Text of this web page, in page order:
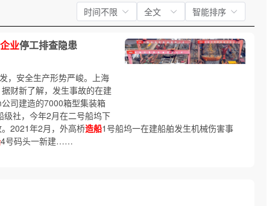
时间不限 全文 智能排序
企业停工排查隐患
，安全生产形势严峻。上海
财新了解，发生事故的在建
司建造的7000箱型集装箱
社，今年2月在二号船坞下
2021年2月，外高桥造船1号船坞一在建船舶发生机械伤害事
4号码头一新建……